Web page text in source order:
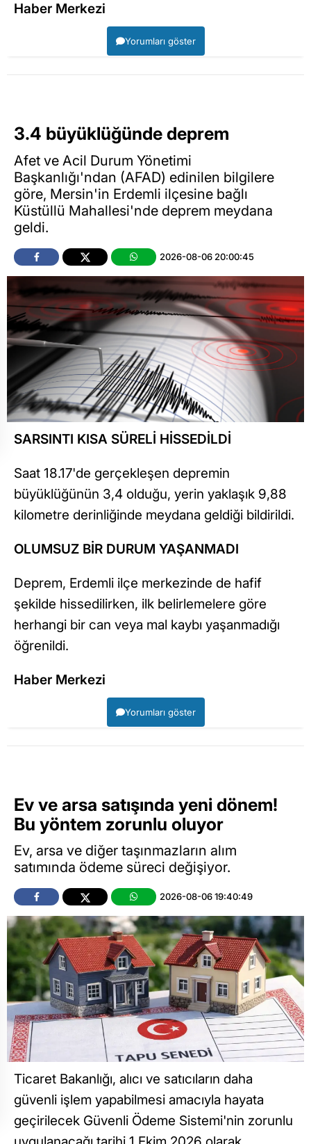
Haber Merkezi
Yorumları göster
3.4 büyüklüğünde deprem
Afet ve Acil Durum Yönetimi
Başkanlığı'ndan (AFAD) edinilen bilgilere
göre, Mersin'in Erdemli ilçesine bağlı
Küstüllü Mahallesi'nde deprem meydana
geldi.
2026-08-06 20:00:45
SARSINTI KISA SÜRELİ HİSSEDİLDİ
Saat 18.17'de gerçekleşen depremin
büyüklüğünün 3,4 olduğu, yerin yaklaşık 9,88
kilometre derinliğinde meydana geldiği bildirildi.
OLUMSUZ BİR DURUM YAŞANMADI
Deprem, Erdemli ilçe merkezinde de hafif
şekilde hissedilirken, ilk belirlemelere göre
herhangi bir can veya mal kaybı yaşanmadığı
öğrenildi.
Haber Merkezi
Yorumları göster
Ev ve arsa satışında yeni dönem!
Bu yöntem zorunlu oluyor
Ev, arsa ve diğer taşınmazların alım
satımında ödeme süreci değişiyor.
2026-08-06 19:40:49
Ticaret Bakanlığı, alıcı ve satıcıların daha
güvenli işlem yapabilmesi amacıyla hayata
geçirilecek Güvenli Ödeme Sistemi'nin zorunlu